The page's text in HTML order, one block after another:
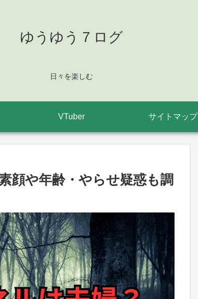
ゆうゆう７ログ
日々を楽しむ
VTuber サイトマップ
顔や年齢・やらせ疑惑も調